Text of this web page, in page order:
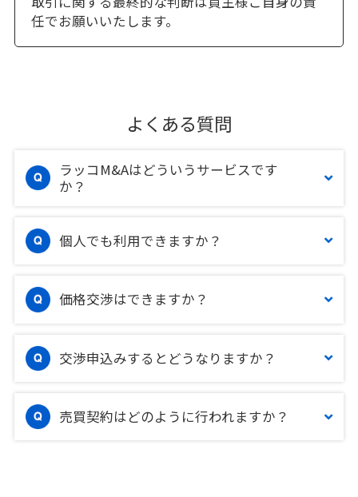
任でお願いいたします。
よくある質問
ラッコM&Aはどういうサービスです
か？
個人でも利用できますか？
価格交渉はできますか？
交渉申込みするとどうなりますか？
売買契約はどのように行われますか？